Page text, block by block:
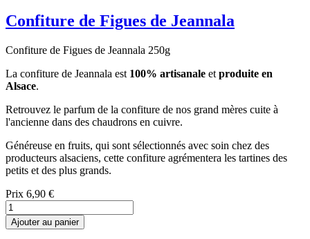
Confiture de Figues de Jeannala
Confiture de Figues de Jeannala 250g
La confiture de Jeannala est 100% artisanale et produite en
Alsace.
Retrouvez le parfum de la confiture de nos grand mères cuite à
l'ancienne dans des chaudrons en cuivre.
Généreuse en fruits, qui sont sélectionnés avec soin chez des
producteurs alsaciens, cette confiture agrémentera les tartines des
petits et des plus grands.
Prix 6,90 €
Ajouter au panier